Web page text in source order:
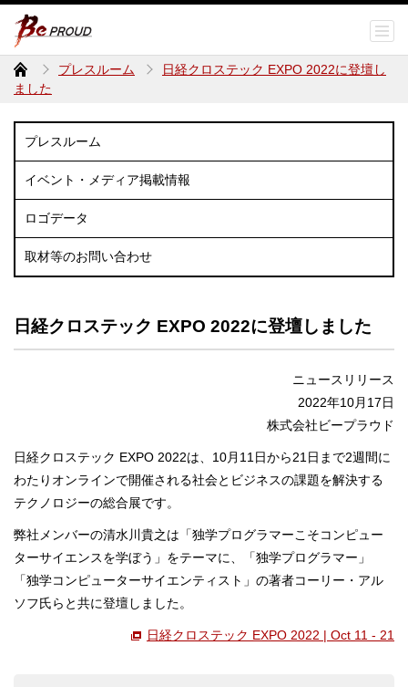
プレスルーム
日経クロステック EXPO 2022に登壇し
ました
プレスルーム
イベント・メディア掲載情報
ロゴデータ
取材等のお問い合わせ
日経クロステック EXPO 2022に登壇しました
ニュースリリース
2022年10月17日
株式会社ビープラウド
日経クロステック EXPO 2022は、10月11日から21日まで2週間に
わたりオンラインで開催される社会とビジネスの課題を解決する
テクノロジーの総合展です。
弊社メンバーの清水川貴之は「独学プログラマーこそコンピュー
ターサイエンスを学ぼう」をテーマに、「独学プログラマー」
「独学コンピューターサイエンティスト」の著者コーリー・アル
ソフ氏らと共に登壇しました。
日経クロステック EXPO 2022 | Oct 11 - 21